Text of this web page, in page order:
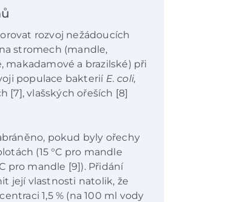
rozvoj nežádoucích
stromech (mandle,
makadamové a brazilské) při
populace bakterií E. coli,
[7], vlašských ořeších [8]
pokud byly ořechy
(15 °C pro mandle
pro mandle [9]). Přidání
její vlastnosti natolik, že
1,5 % (na 100 ml vody